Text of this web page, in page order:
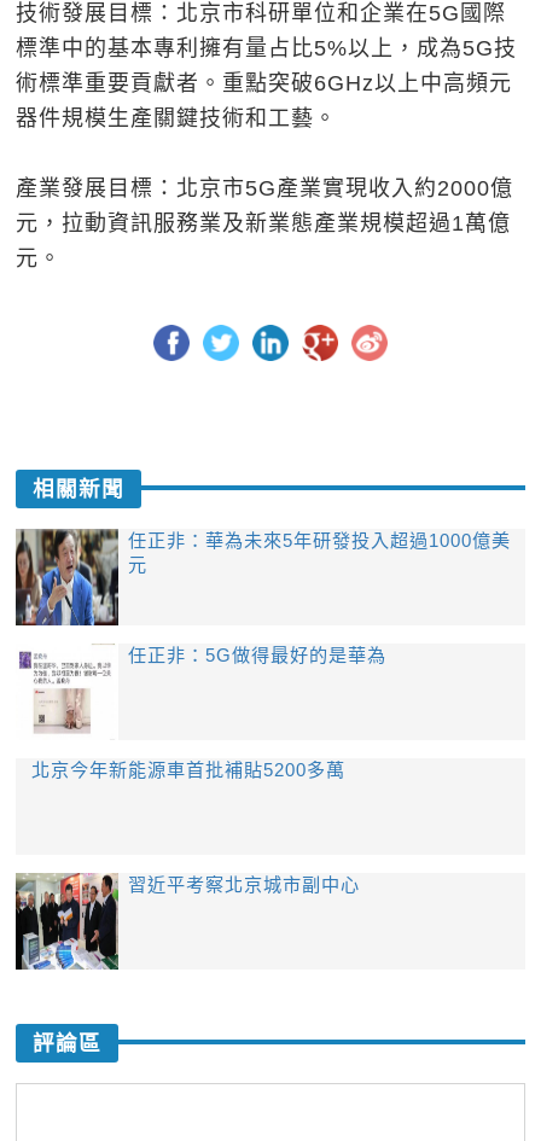
技術發展目標：北京市科研單位和企業在5G國際
標準中的基本專利擁有量占比5%以上，成為5G技
術標準重要貢獻者。重點突破6GHz以上中高頻元
器件規模生產關鍵技術和工藝。
產業發展目標：北京市5G產業實現收入約2000億
元，拉動資訊服務業及新業態產業規模超過1萬億
元。
相關新聞
任正非：華為未來5年研發投入超過1000億美
元
任正非：5G做得最好的是華為
北京今年新能源車首批補貼5200多萬
習近平考察北京城市副中心
評論區